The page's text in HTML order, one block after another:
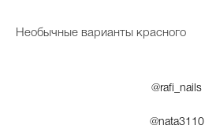
Необычные варианты красного
@rafi_nails
@nata3110